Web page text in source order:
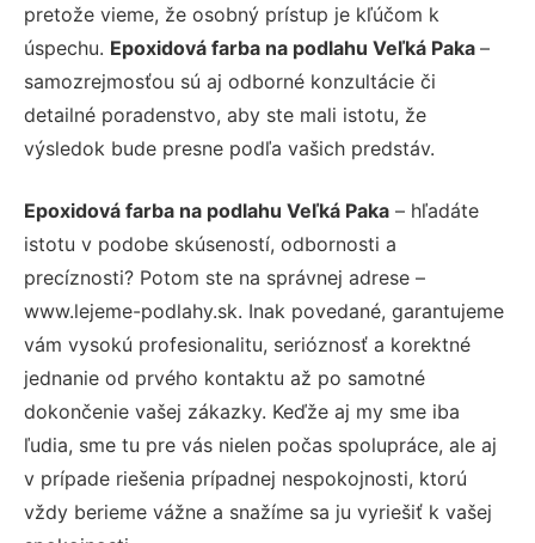
pretože vieme, že osobný prístup je kľúčom k
úspechu. Epoxidová farba na podlahu Veľká Paka –
samozrejmosťou sú aj odborné konzultácie či
detailné poradenstvo, aby ste mali istotu, že
výsledok bude presne podľa vašich predstáv.
Epoxidová farba na podlahu Veľká Paka – hľadáte
istotu v podobe skúseností, odbornosti a
precíznosti? Potom ste na správnej adrese –
www.lejeme-podlahy.sk. Inak povedané, garantujeme
vám vysokú profesionalitu, serióznosť a korektné
jednanie od prvého kontaktu až po samotné
dokončenie vašej zákazky. Keďže aj my sme iba
ľudia, sme tu pre vás nielen počas spolupráce, ale aj
v prípade riešenia prípadnej nespokojnosti, ktorú
vždy berieme vážne a snažíme sa ju vyriešiť k vašej